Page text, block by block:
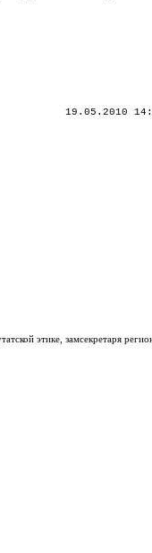
19.05.2010
этике, замсекретаря